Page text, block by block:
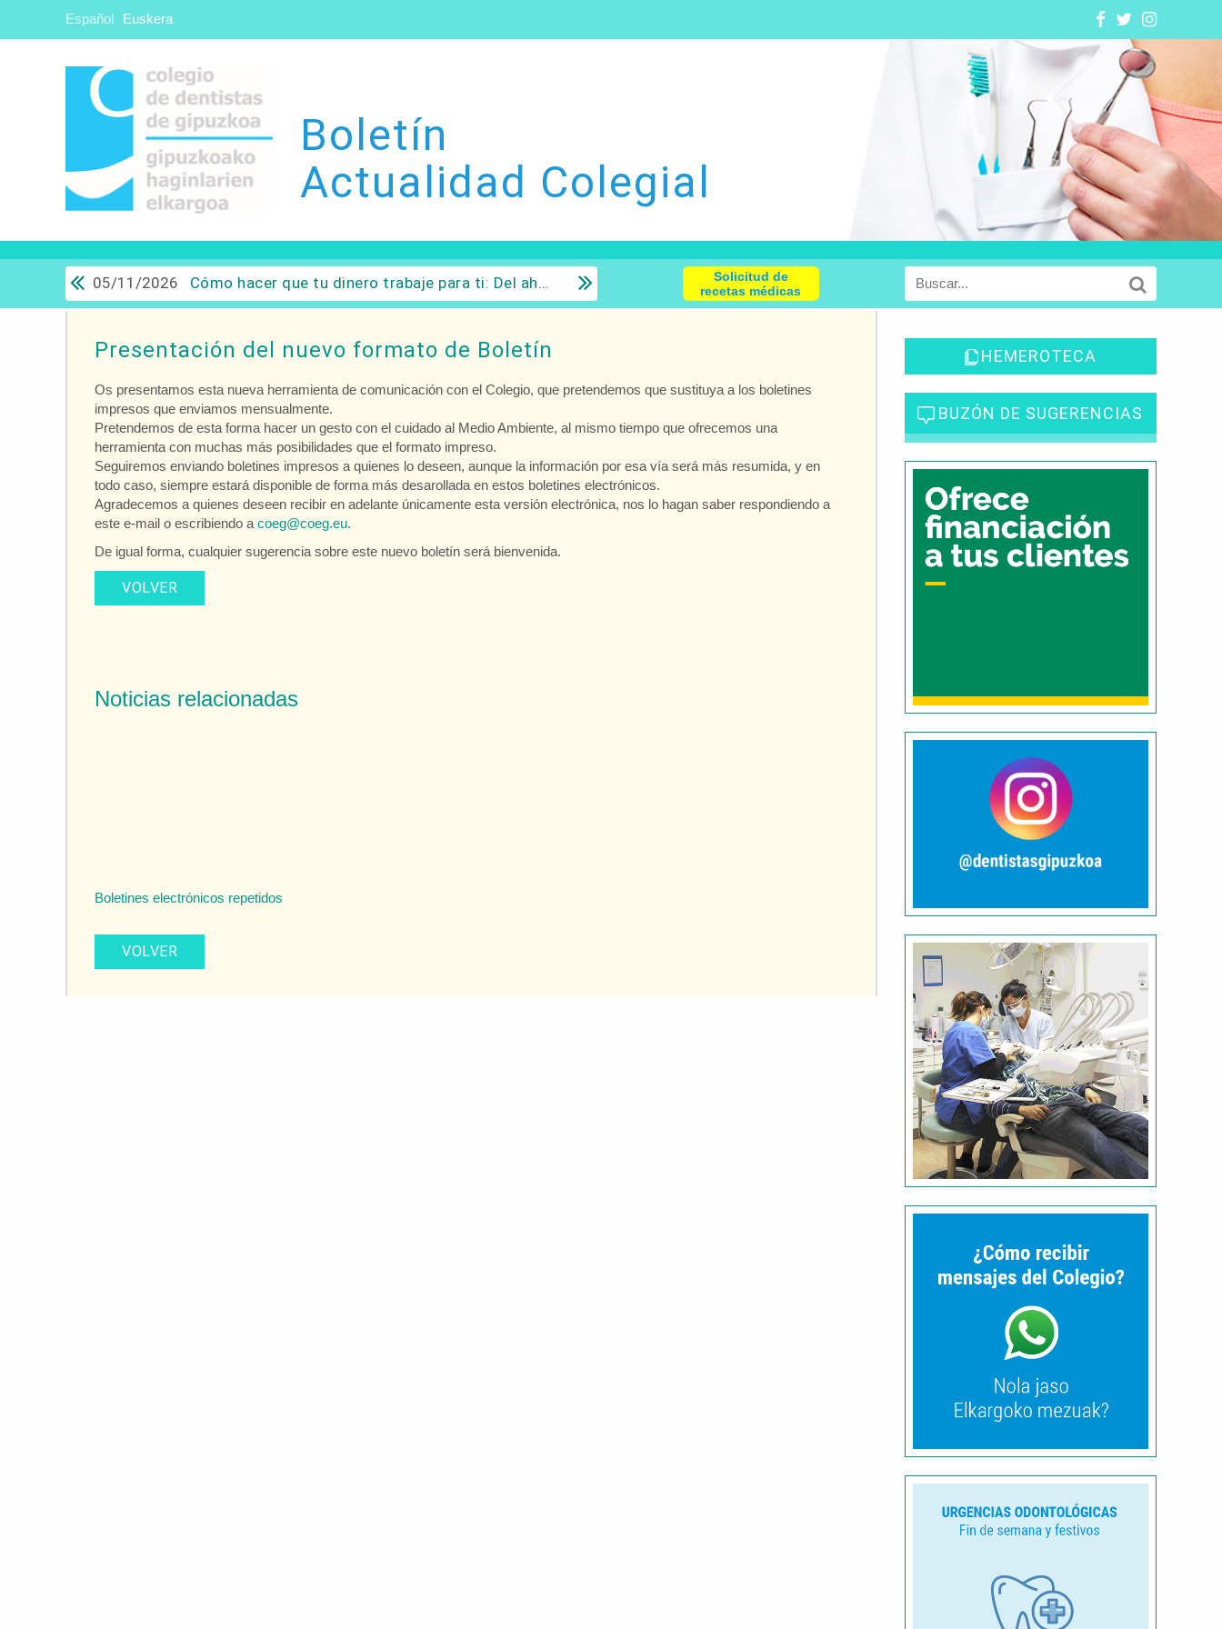
Español Euskera
Boletín
Actualidad Colegial
05/11/2026 Cómo hacer que tu dinero trabaje para ti: Del ahorro a la inversión con sentido común.
Solicitud de
recetas médicas
Presentación del nuevo formato de Boletín
Os presentamos esta nueva herramienta de comunicación con el Colegio, que pretendemos que sustituya a los boletines
impresos que enviamos mensualmente.
Pretendemos de esta forma hacer un gesto con el cuidado al Medio Ambiente, al mismo tiempo que ofrecemos una
herramienta con muchas más posibilidades que el formato impreso.
Seguiremos enviando boletines impresos a quienes lo deseen, aunque la información por esa vía será más resumida, y en
todo caso, siempre estará disponible de forma más desarollada en estos boletines electrónicos.
Agradecemos a quienes deseen recibir en adelante únicamente esta versión electrónica, nos lo hagan saber respondiendo a
este e-mail o escribiendo a coeg@coeg.eu.
De igual forma, cualquier sugerencia sobre este nuevo boletín será bienvenida.
VOLVER
Noticias relacionadas
Boletines electrónicos repetidos
VOLVER
HEMEROTECA
BUZÓN DE SUGERENCIAS